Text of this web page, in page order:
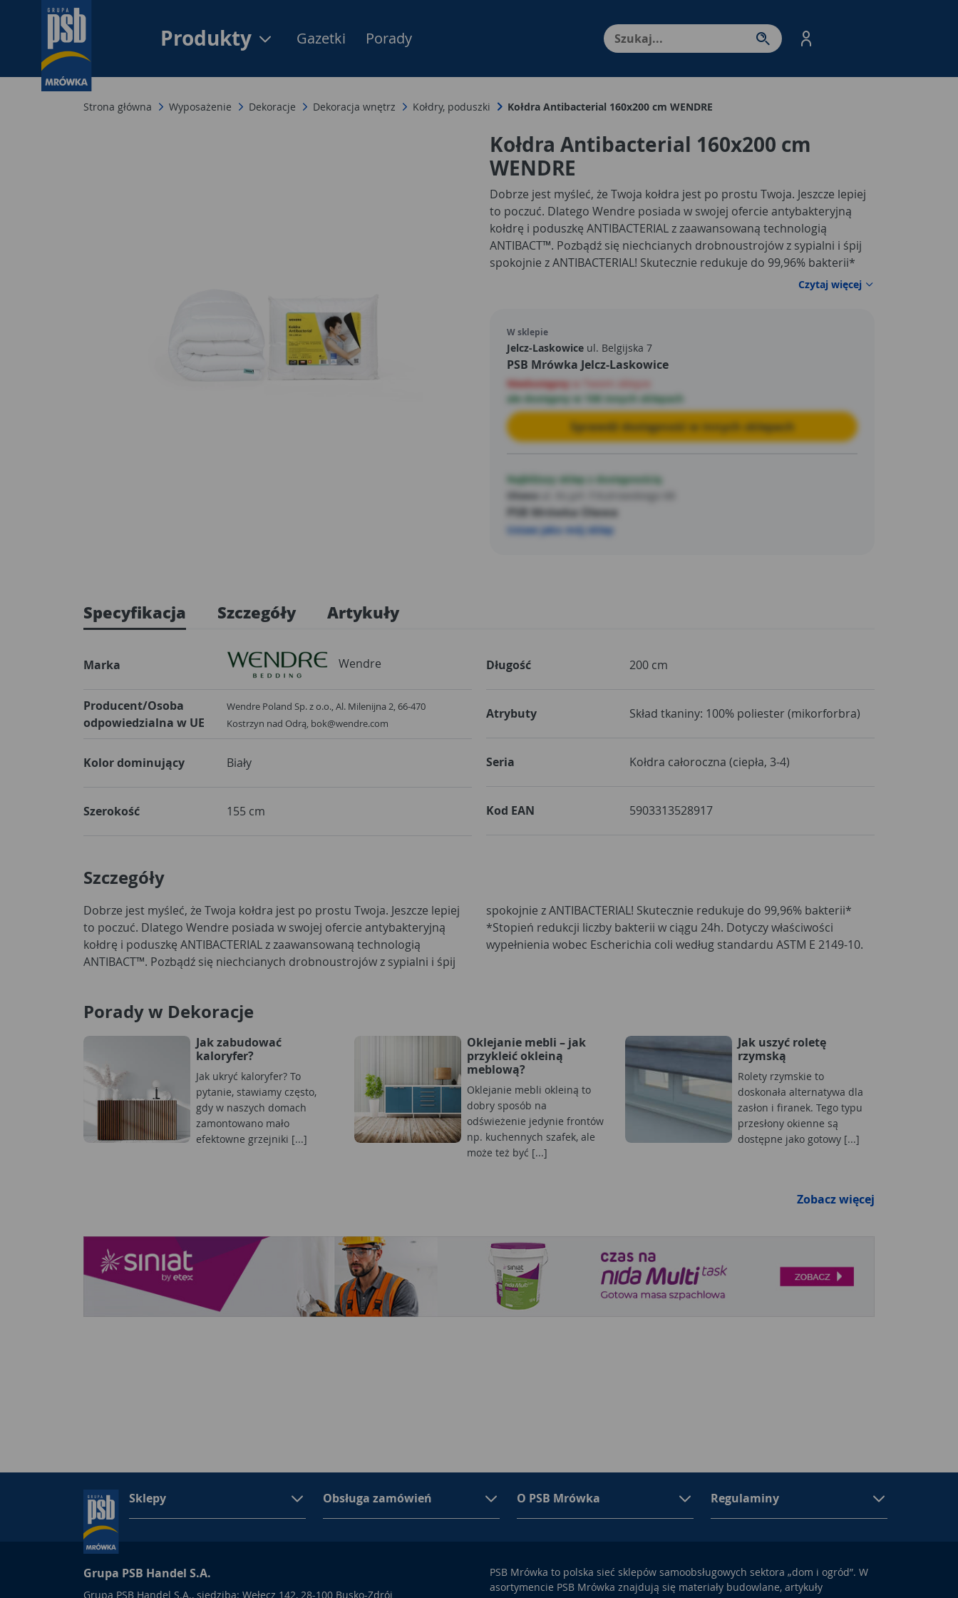
Produkty Menu Produktów, nawigacja: Enter - przejdź do strony produktów. Spacja – otwórz/
Gazetki Porady
Strona główna Wyposażenie Dekoracje Dekoracja wnętrz Kołdry, poduszki Kołdra Antibacterial 160x200 cm WENDRE
Kołdra Antibacterial 160x200 cm
WENDRE
Dobrze jest myśleć, że Twoja kołdra jest po prostu Twoja. Jeszcze lepiej
to poczuć. Dlatego Wendre posiada w swojej ofercie antybakteryjną
kołdrę i poduszkę ANTIBACTERIAL z zaawansowaną technologią
ANTIBACT™. Pozbądź się niechcianych drobnoustrojów z sypialni i śpij
spokojnie z ANTIBACTERIAL! Skutecznie redukuje do 99,96% bakterii*
*Stopień redukcji liczby bakterii w ciągu 24h. Dotyczy właściwości
Czytaj więcej
W sklepie
Jelcz-Laskowice ul. Belgijska 7
PSB Mrówka Jelcz-Laskowice
Niedostępny w Twoim sklepie
ale dostępny w 108 innych sklepach
Sprawdź dostępność w innych sklepach
Najbliższy sklep z dostępnością
Oława
ul. Ks.prł. F.Kutrowskiego 68
PSB Mrówka Oława
Ustaw jako mój sklep
Specyfikacja Szczegóły Artykuły
Marka Wendre
Producent/Osoba
odpowiedzialna w UE
Wendre Poland Sp. z o.o., Al. Milenijna 2, 66-470
Kostrzyn nad Odrą, bok@wendre.com
Kolor dominujący Biały
Szerokość 155 cm
Długość 200 cm
Atrybuty Skład tkaniny: 100% poliester (mikorforbra)
Seria Kołdra całoroczna (ciepła, 3-4)
Kod EAN 5903313528917
Szczegóły
Dobrze jest myśleć, że Twoja kołdra jest po prostu Twoja. Jeszcze lepiej
to poczuć. Dlatego Wendre posiada w swojej ofercie antybakteryjną
kołdrę i poduszkę ANTIBACTERIAL z zaawansowaną technologią
ANTIBACT™. Pozbądź się niechcianych drobnoustrojów z sypialni i śpij
spokojnie z ANTIBACTERIAL! Skutecznie redukuje do 99,96% bakterii*
*Stopień redukcji liczby bakterii w ciągu 24h. Dotyczy właściwości
wypełnienia wobec Escherichia coli według standardu ASTM E 2149-10.
Porady w Dekoracje
Jak zabudować
kaloryfer?
Jak ukryć kaloryfer? To
pytanie, stawiamy często,
gdy w naszych domach
zamontowano mało
efektowne grzejniki [...]
Oklejanie mebli – jak
przykleić okleiną
meblową?
Oklejanie mebli okleiną to
dobry sposób na
odświeżenie jedynie frontów
np. kuchennych szafek, ale
może też być [...]
Jak uszyć roletę
rzymską
Rolety rzymskie to
doskonała alternatywa dla
zasłon i firanek. Tego typu
przesłony okienne są
dostępne jako gotowy [...]
Zobacz więcej
Sklepy Obsługa zamówień O PSB Mrówka Regulaminy
Grupa PSB Handel S.A.
Grupa PSB Handel S.A., siedziba: Wełecz 142, 28-100 Busko-Zdrój
PSB Mrówka to polska sieć sklepów samoobsługowych sektora „dom i ogród”. W
asortymencie PSB Mrówka znajdują się materiały budowlane, artykuły